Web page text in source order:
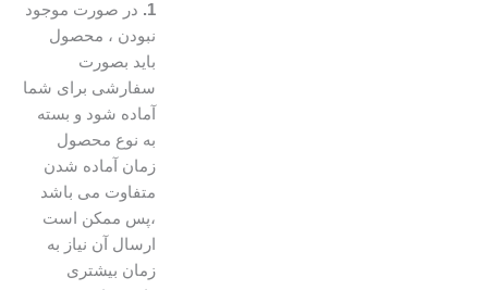
در صورت موجود
نبودن ، محصول
باید بصورت
سفارشی برای شما
آماده شود و بسته
به نوع محصول
زمان آماده شدن
متفاوت می باشد
،پس ممکن است
ارسال آن نیاز به
زمان بیشتری